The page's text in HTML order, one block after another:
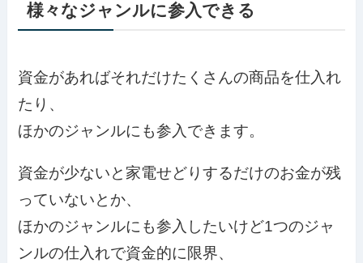
様々なジャンルに参入できる
資金があればそれだけたくさんの商品を仕入れ
たり、
ほかのジャンルにも参入できます。
資金が少ないと家電せどりするだけのお金が残
っていないとか、
ほかのジャンルにも参入したいけど1つのジャ
ンルの仕入れで資金的に限界、